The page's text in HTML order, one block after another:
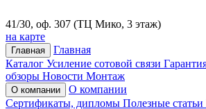
41/30, оф. 307 (ТЦ Мико, 3 этаж)
на карте
Главная
Главная
Каталог Усиление сотовой связи
обзоры Новости Монтаж
О компании
О компании
Сертификаты, дипломы Полезные статьи